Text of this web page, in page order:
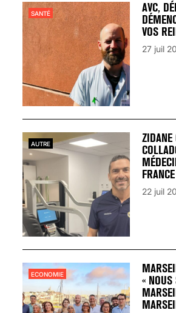
AVC,
VOS
SANTÉ
27 juil
ZIDANE
AUTRE
22 juil
«
ECONOMIE